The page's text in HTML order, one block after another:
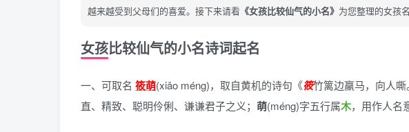
越来越受到父母们的喜爱。接下来请看 《女孩比较仙气的小名》 为您整理的女孩
女孩比较仙气的小名诗词起名
一、可取名 筱萌(xiǎo méng)， 取自黄机的诗句《筱竹篱边羸马，向人嘶
直、精致、聪明伶俐、谦谦君子之义； 萌(méng)字五行属木，用作人名